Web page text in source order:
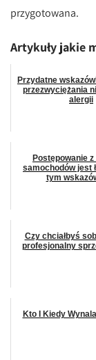
przygotowana.
Artykuły jakie
Przydatne
przezwyciężania
alergii
Postępowanie
samochodów jest
tym
Czy chciałbyś
profesjonalny
Kto I Kiedy